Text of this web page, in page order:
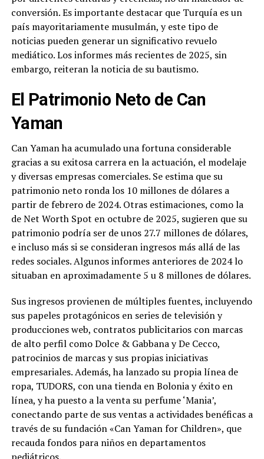
conversión. Es importante destacar que Turquía es un
país mayoritariamente musulmán, y este tipo de
noticias pueden generar un significativo revuelo
mediático. Los informes más recientes de 2025, sin
embargo, reiteran la noticia de su bautismo.
El Patrimonio Neto de Can
Yaman
Can Yaman ha acumulado una fortuna considerable
gracias a su exitosa carrera en la actuación, el modelaje
y diversas empresas comerciales. Se estima que su
patrimonio neto ronda los 10 millones de dólares a
partir de febrero de 2024. Otras estimaciones, como la
de Net Worth Spot en octubre de 2025, sugieren que su
patrimonio podría ser de unos 27.7 millones de dólares,
e incluso más si se consideran ingresos más allá de las
redes sociales. Algunos informes anteriores de 2024 lo
situaban en aproximadamente 5 u 8 millones de dólares.
Sus ingresos provienen de múltiples fuentes, incluyendo
sus papeles protagónicos en series de televisión y
producciones web, contratos publicitarios con marcas
de alto perfil como Dolce & Gabbana y De Cecco,
patrocinios de marcas y sus propias iniciativas
empresariales. Además, ha lanzado su propia línea de
ropa, TUDORS, con una tienda en Bolonia y éxito en
línea, y ha puesto a la venta su perfume ‘Mania’,
conectando parte de sus ventas a actividades benéficas a
través de su fundación «Can Yaman for Children», que
recauda fondos para niños en departamentos